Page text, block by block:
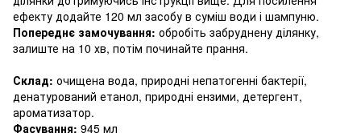
ефекту додайте 120 мл засобу в суміш води і шампуню.
Попереднє замочування: обробіть забруднену ділянку,
залиште на 10 хв, потім починайте прання.
Склад: очищена вода, природні непатогенні бактерії,
денатурований етанол, природні ензими, детергент,
ароматизатор.
Фасування: 945 мл